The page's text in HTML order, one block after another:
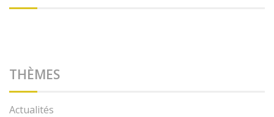
THÈMES
Actualités